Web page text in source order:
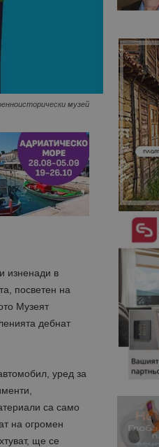
музей
изненади в
посветен на
Музеят
дебнат
уред за
са само
на огромен
ще се